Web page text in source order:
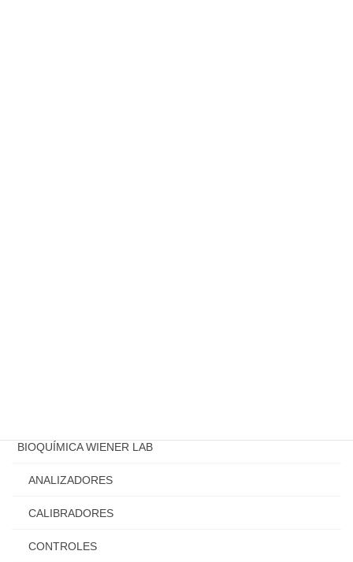
BIOQUÍMICA WIENER LAB
ANALIZADORES
CALIBRADORES
CONTROLES